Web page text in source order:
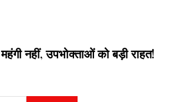
नहीं, उपभोक्ताओं को बड़ी राहत!